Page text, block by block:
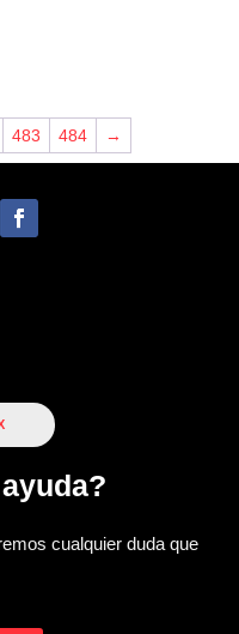
483 484 →
cualquier duda que